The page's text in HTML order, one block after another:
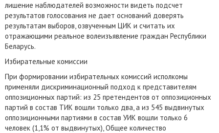
лишение наблюдателей возможности видеть подсчет
результатов голосования не дает оснований доверять
результатам выборов, озвученным ЦИК и считать их
отражающими реальное волеизъявление граждан Республики
Беларусь.
Избирательные комиссии
При формировании избирательных комиссий исполкомы
применяли дискриминационный подход к представителям
оппозиционных партий: из 25 претендентов от оппозиционных
партий в состав ТИК вошли только два, а из 545 выдвинутых
оппозиционными партиями в состав УИК вошли только 6
человек (1,1% от выдвинутых), Общее количество